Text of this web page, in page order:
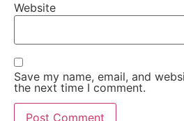
Website
Save my name, email, and
the next time I comment.